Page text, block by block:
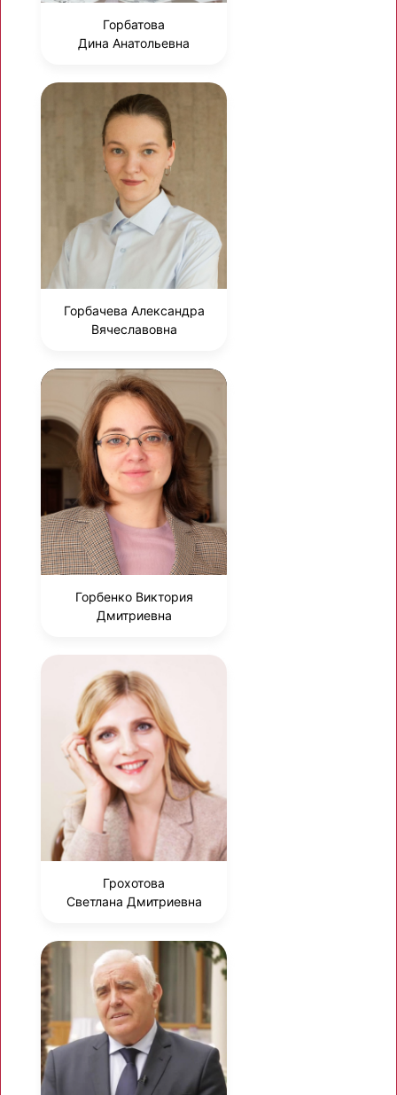
Горбатова
Дина Анатольевна
Горбачева Александра
Вячеславовна
Горбенко Виктория
Дмитриевна
Грохотова
Светлана Дмитриевна